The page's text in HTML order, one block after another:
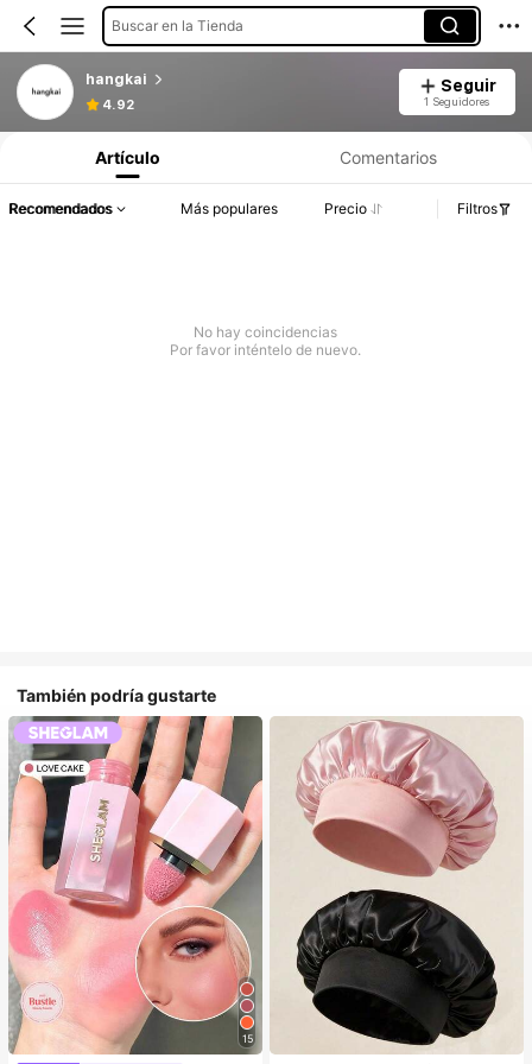
Buscar en la Tienda
hangkai
4.92
Seguir
1 Seguidores
Artículo Comentarios
Recomendados Más populares Precio Filtros
No hay coincidencias
Por favor inténtelo de nuevo.
También podría gustarte
15